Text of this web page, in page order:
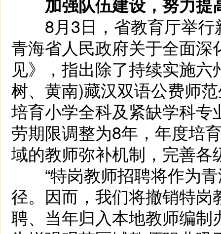
8月3日，省教育厅举行
青海省人民政府关于全面
见》，指出除了持续实施
树、黄南)藏汉双语公费师
培育小学全科及紧缺学科
劳期限调整为8年，年度培
域的教师弥补机制，完善
“特岗教师招聘将作为青
径。因而，我们将撤销特
聘、当年归入本地教师编制